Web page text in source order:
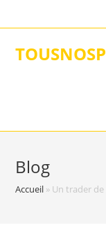
to
Blog
Accueil » Un trader